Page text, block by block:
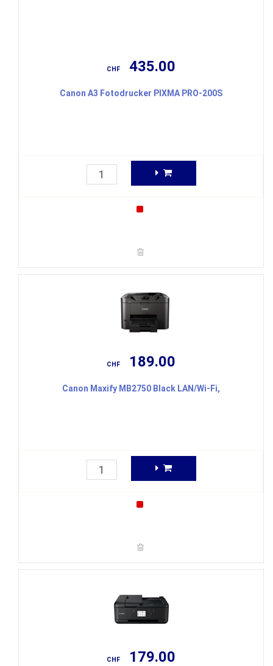
CHF 435.00
Canon A3 Fotodrucker PIXMA PRO-200S
CHF 189.00
Canon Maxify MB2750 Black LAN/Wi-Fi,
CHF 179.00